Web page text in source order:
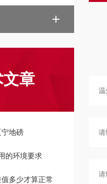
章
地磅
的环境要求
多少才算正常